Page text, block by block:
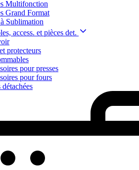
Multifonction
Grand Format
Sublimation
access. et pièces det.
protecteurs
pour presses
pour fours
détachées